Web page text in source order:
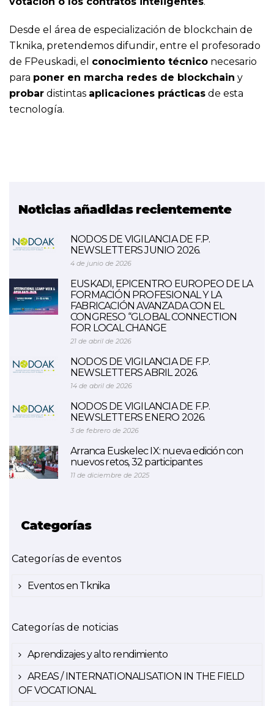
Desde el área de especialización de blockchain de
Tknika, pretendemos difundir, entre el profesorado
de FPeuskadi, el conocimiento técnico necesario
para poner en marcha redes de blockchain y
probar distintas aplicaciones prácticas de esta
tecnología.
Noticias añadidas recientemente
NODOS DE VIGILANCIA DE F.P.
NEWSLETTERS JUNIO 2026.
4 de junio de 2026
EUSKADI, EPICENTRO EUROPEO DE LA
FORMACIÓN PROFESIONAL Y LA
FABRICACIÓN AVANZADA CON EL
CONGRESO “GLOBAL CONNECTION
FOR LOCAL CHANGE
21 de abril de 2026
NODOS DE VIGILANCIA DE F.P.
NEWSLETTERS ABRIL 2026.
14 de abril de 2026
NODOS DE VIGILANCIA DE F.P.
NEWSLETTERS ENERO 2026.
3 de febrero de 2026
Arranca Euskelec IX: nueva edición con
nuevos retos, 32 participantes
11 de diciembre de 2025
Categorías
Categorías de eventos
Eventos en Tknika
Categorías de noticias
Aprendizajes y alto rendimiento
AREAS / INTERNATIONALISATION IN THE FIELD
OF VOCATIONAL